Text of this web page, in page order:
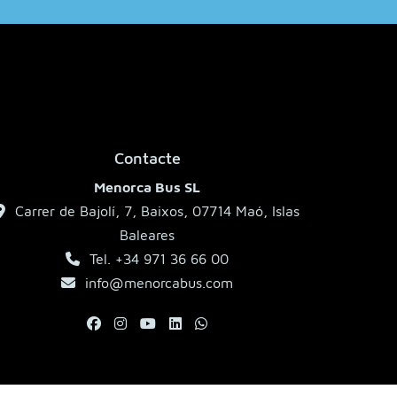
Contacte
Menorca Bus SL
Carrer de Bajolí, 7, Baixos, 07714 Maó, Islas
Baleares
Tel. +34 971 36 66 00
info@menorcabus.com